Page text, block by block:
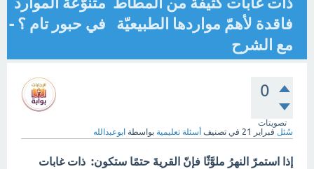
فاقدة لأهمّ مواردها الطبيعيّة في حبور تام ؟ -
مع الشرح
0
تصويتات
سُئل فبراير 21 في تصنيف أسئلة تعليمية بواسطة ابوعبدالله
إذا استمرّ النهرُ ملوَّثًا فإنّ القريةَ حتمًا ستكون: ذات غابات